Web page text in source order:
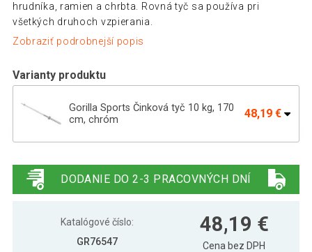
hrudníka, ramien a chrbta. Rovná tyč sa používa pri
všetkých druhoch vzpierania.
Zobraziť podrobnejší popis
Varianty produktu
Gorilla Sports Činková tyč 10 kg, 170
cm, chróm
48,19 €
chróm, 30/31 mm
DODANIE DO 2-3 PRACOVNÝCH DNÍ
Katalógové číslo:
GR76547
48,19 €
Cena bez DPH